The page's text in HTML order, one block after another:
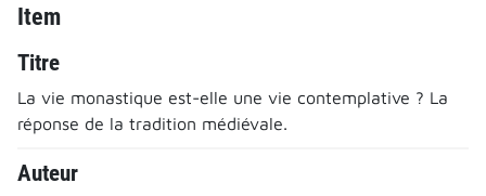
Item
Titre
La vie monastique est-elle une vie contemplative ? La
réponse de la tradition médiévale.
Auteur